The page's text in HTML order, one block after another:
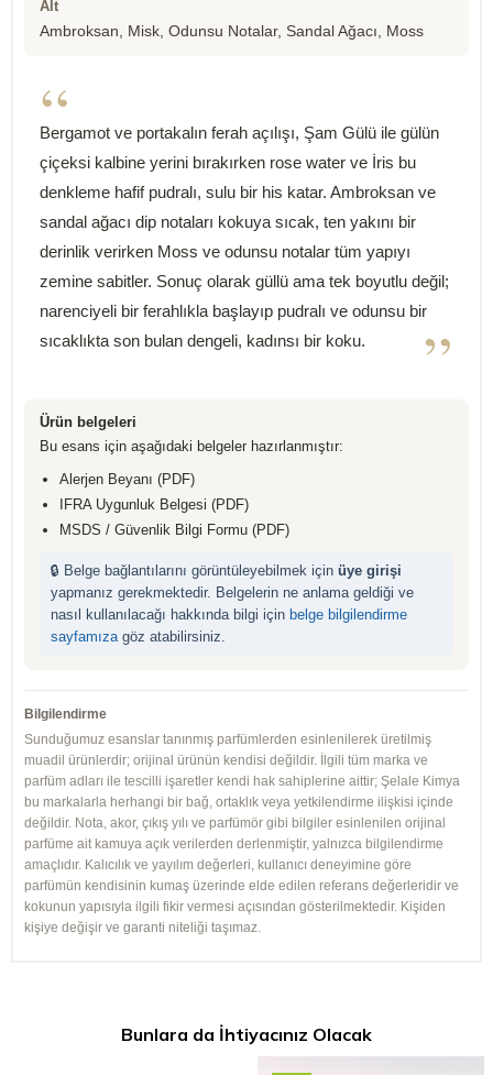
Alt
Ambroksan, Misk, Odunsu Notalar, Sandal Ağacı, Moss
“
Bergamot ve portakalın ferah açılışı, Şam Gülü ile gülün
çiçeksi kalbine yerini bırakırken rose water ve İris bu
denkleme hafif pudralı, sulu bir his katar. Ambroksan ve
sandal ağacı dip notaları kokuya sıcak, ten yakını bir
derinlik verirken Moss ve odunsu notalar tüm yapıyı
zemine sabitler. Sonuç olarak güllü ama tek boyutlu değil;
narenciyeli bir ferahlıkla başlayıp pudralı ve odunsu bir
sıcaklıkta son bulan dengeli, kadınsı bir koku.
”
Ürün belgeleri
Bu esans için aşağıdaki belgeler hazırlanmıştır:
Alerjen Beyanı (PDF)
IFRA Uygunluk Belgesi (PDF)
MSDS / Güvenlik Bilgi Formu (PDF)
🔒 Belge bağlantılarını görüntüleyebilmek için üye girişi
yapmanız gerekmektedir. Belgelerin ne anlama geldiği ve
nasıl kullanılacağı hakkında bilgi için belge bilgilendirme
sayfamızagöz atabilirsiniz.
Bilgilendirme
Sunduğumuz esanslar tanınmış parfümlerden esinlenilerek üretilmiş
muadil ürünlerdir; orijinal ürünün kendisi değildir. İlgili tüm marka ve
parfüm adları ile tescilli işaretler kendi hak sahiplerine aittir; Şelale Kimya
bu markalarla herhangi bir bağ, ortaklık veya yetkilendirme ilişkisi içinde
değildir. Nota, akor, çıkış yılı ve parfümör gibi bilgiler esinlenilen orijinal
parfüme ait kamuya açık verilerden derlenmiştir, yalnızca bilgilendirme
amaçlıdır. Kalıcılık ve yayılım değerleri, kullanıcı deneyimine göre
parfümün kendisinin kumaş üzerinde elde edilen referans değerleridir ve
kokunun yapısıyla ilgili fikir vermesi açısından gösterilmektedir. Kişiden
kişiye değişir ve garanti niteliği taşımaz.
Bunlara da İhtiyacınız Olacak